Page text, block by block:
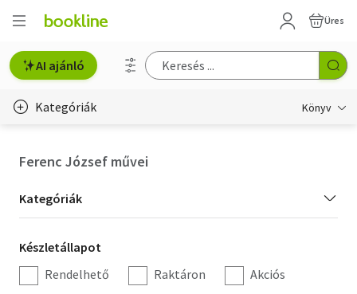
Üres
AI ajánló
Kategóriák Könyv
Hobbi, szabadidő
Irodalom
Ferenc József művei
Kategória
szűrés
Kategóriák
Készletállapot
szűrés
Készletállapot
Rendelhető
Raktáron Akciós